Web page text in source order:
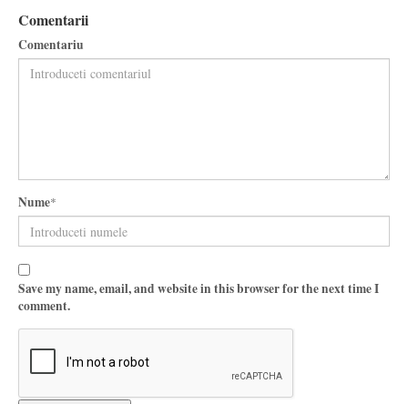
Comentarii
Comentariu
Nume*
Save my name, email, and website in this browser for the next time I
comment.